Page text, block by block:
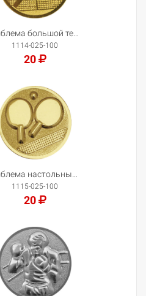
1114-025-100
20
Добавить в корзину
1115-025-100
20
Добавить в корзину